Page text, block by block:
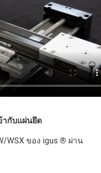
ากับแผ่นยึด
WSX ของ igus ® ผ่าน